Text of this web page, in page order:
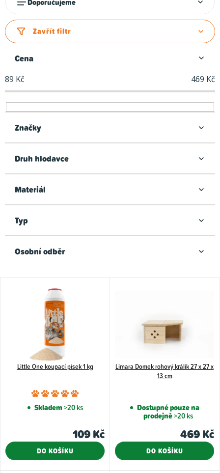
z
e
í
p
r
o
u
t
Zavřít filtr
Cena
89 Kč 469 Kč
Značky
Druh hlodavce
Materiál
Typ
Osobní odběr
t
ů
Little One koupací písek 1 kg
Průměrné
hodnocení
je
5,0
Skladem>20 ks
109 Kč
DO KOŠÍKU
Limara Domek rohový králík 27 x 27 x
13 cm
Dostupné pouze na
prodejně>20 ks
469 Kč
DO KOŠÍKU